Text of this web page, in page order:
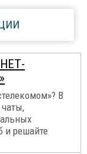
В
и решайте